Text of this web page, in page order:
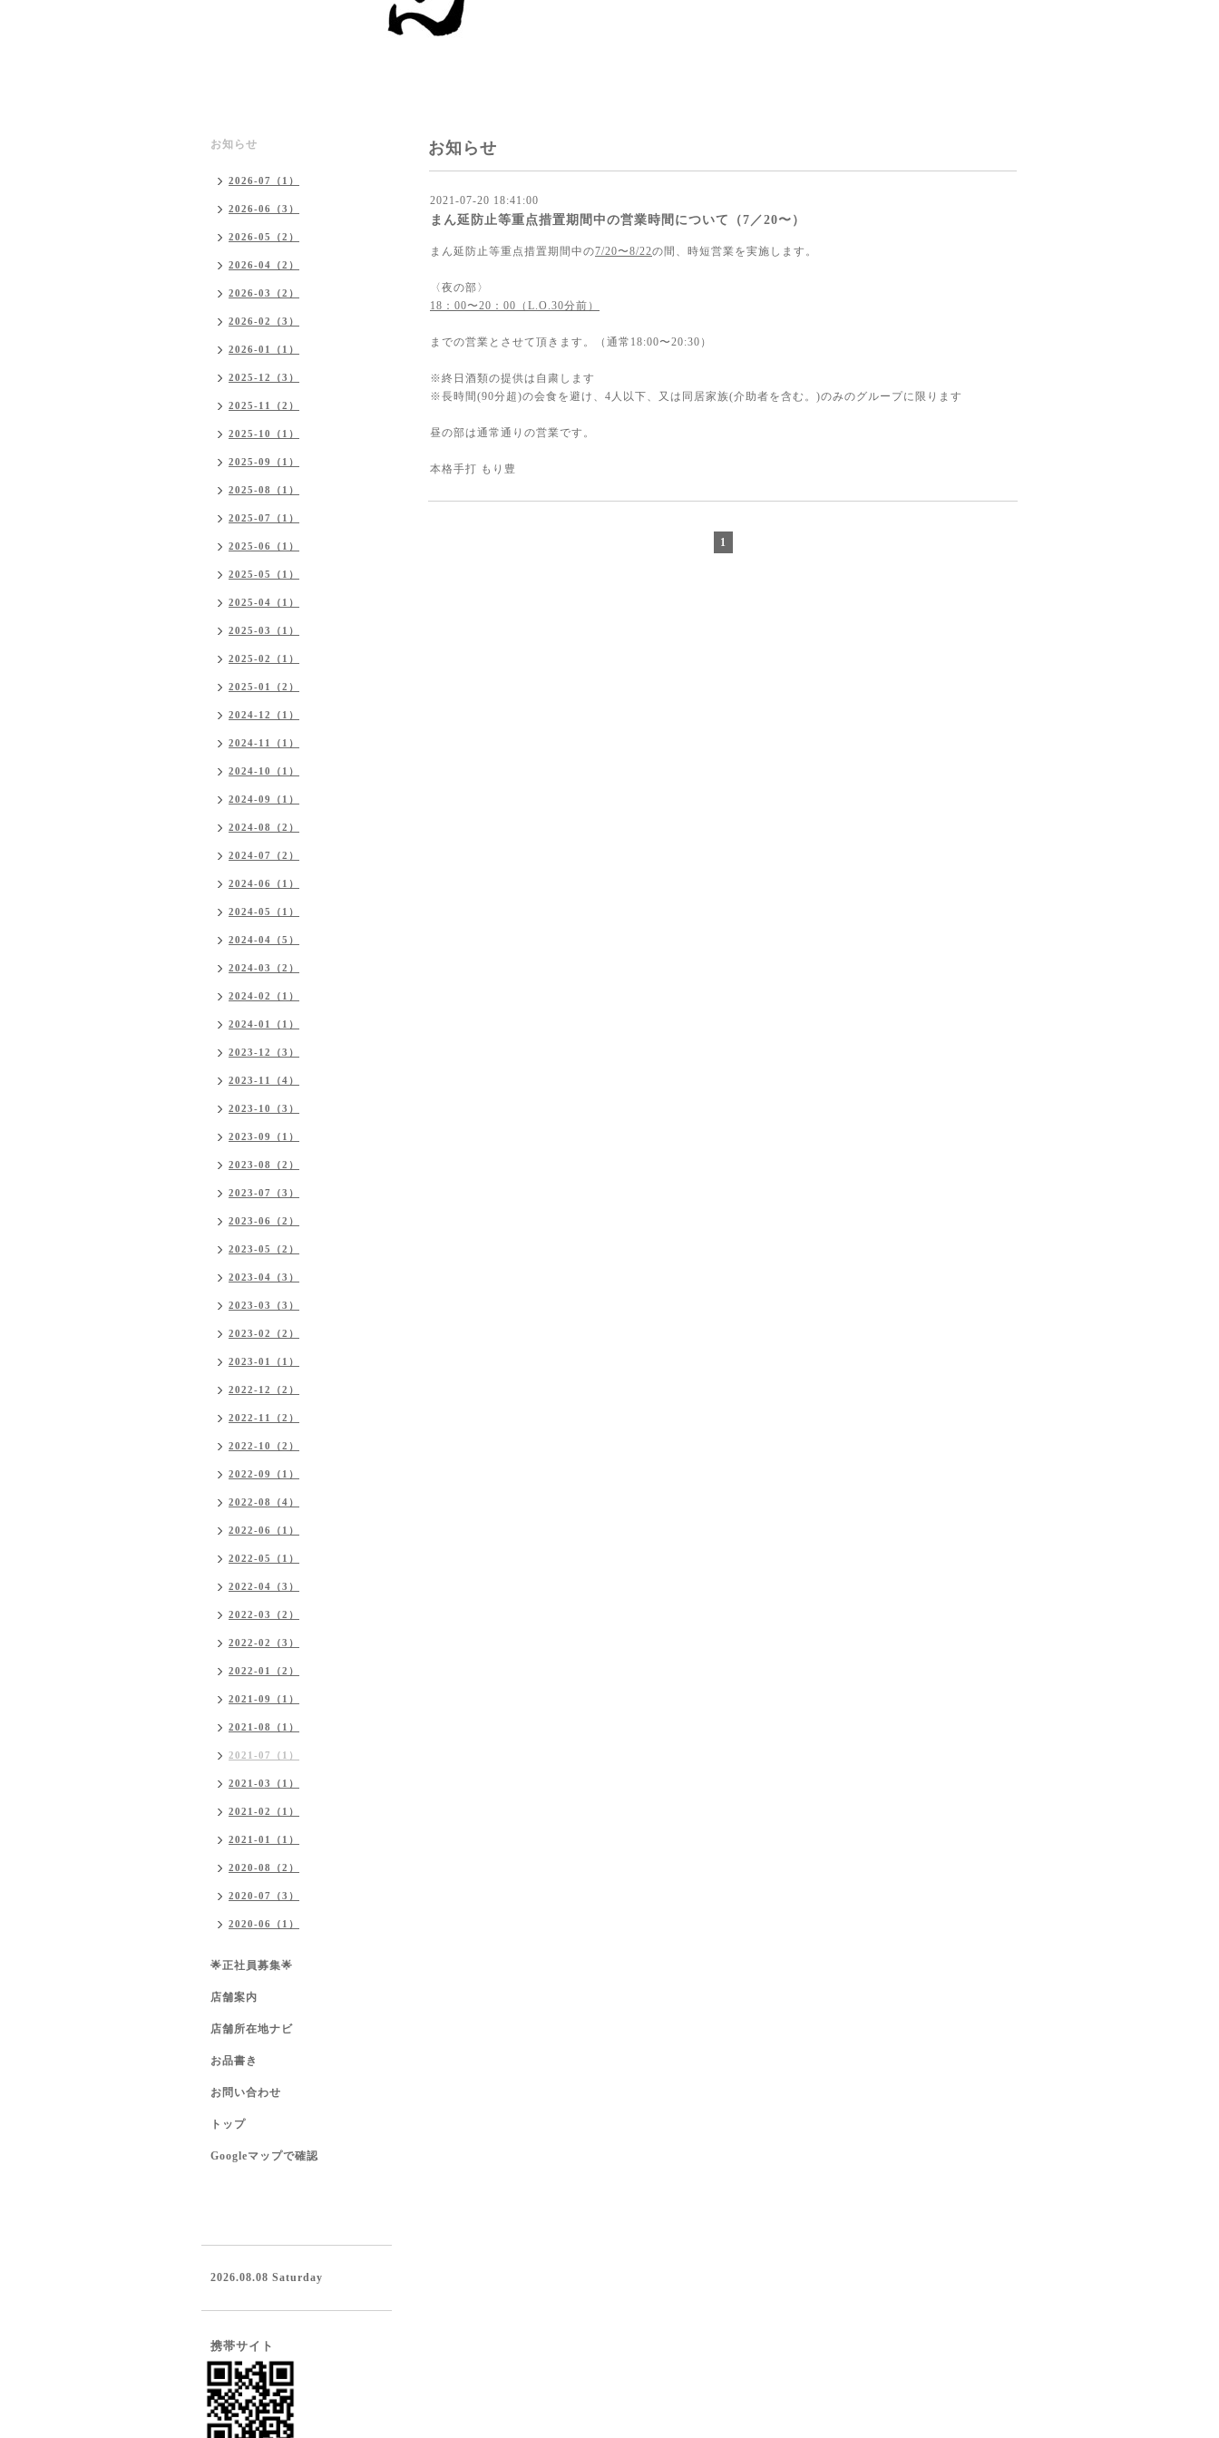
お知らせ
2021-07-20 18:41:00
まん延防止等重点措置期間中の営業時間について（7／20〜）
まん延防止等重点措置期間中の7/20〜8/22の間、時短営業を実施します。
〈夜の部〉
18：00〜20：00（L.O.30分前）
までの営業とさせて頂きます。（通常18:00〜20:30）
※終日酒類の提供は自粛します
※長時間(90分超)の会食を避け、4人以下、又は同居家族(介助者を含む。)のみのグループに限ります
昼の部は通常通りの営業です。
本格手打 もり豊
1
お知らせ
2026-07（1）
2026-06（3）
2026-05（2）
2026-04（2）
2026-03（2）
2026-02（3）
2026-01（1）
2025-12（3）
2025-11（2）
2025-10（1）
2025-09（1）
2025-08（1）
2025-07（1）
2025-06（1）
2025-05（1）
2025-04（1）
2025-03（1）
2025-02（1）
2025-01（2）
2024-12（1）
2024-11（1）
2024-10（1）
2024-09（1）
2024-08（2）
2024-07（2）
2024-06（1）
2024-05（1）
2024-04（5）
2024-03（2）
2024-02（1）
2024-01（1）
2023-12（3）
2023-11（4）
2023-10（3）
2023-09（1）
2023-08（2）
2023-07（3）
2023-06（2）
2023-05（2）
2023-04（3）
2023-03（3）
2023-02（2）
2023-01（1）
2022-12（2）
2022-11（2）
2022-10（2）
2022-09（1）
2022-08（4）
2022-06（1）
2022-05（1）
2022-04（3）
2022-03（2）
2022-02（3）
2022-01（2）
2021-09（1）
2021-08（1）
2021-07（1）
2021-03（1）
2021-02（1）
2021-01（1）
2020-08（2）
2020-07（3）
2020-06（1）
🌟正社員募集🌟
店舗案内
店舗所在地ナビ
お品書き
お問い合わせ
トップ
Googleマップで確認
2026.08.08 Saturday
携帯サイト